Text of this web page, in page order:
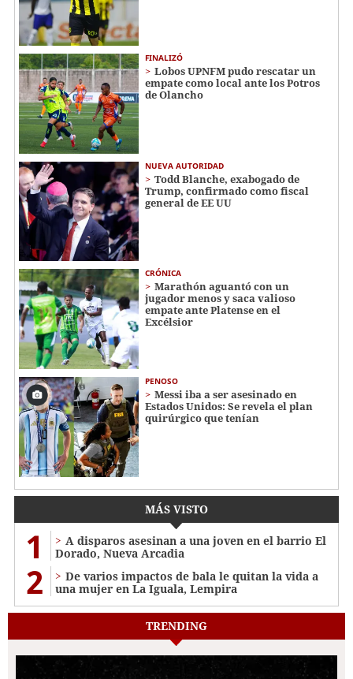
FINALIZÓ
Lobos UPNFM pudo rescatar un
empate como local ante los Potros
de Olancho
NUEVA AUTORIDAD
Todd Blanche, exabogado de
Trump, confirmado como fiscal
general de EE UU
CRÓNICA
Marathón aguantó con un
jugador menos y saca valioso
empate ante Platense en el
Excélsior
PENOSO
Messi iba a ser asesinado en
Estados Unidos: Se revela el plan
quirúrgico que tenían
MÁS VISTO
1
A disparos asesinan a una joven en el barrio El
Dorado, Nueva Arcadia
2
De varios impactos de bala le quitan la vida a
una mujer en La Iguala, Lempira
TRENDING